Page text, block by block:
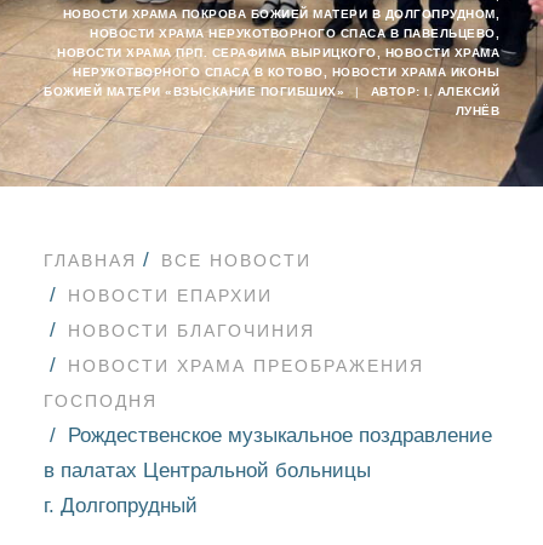
НОВОСТИ ХРАМА ПОКРОВА БОЖИЕЙ МАТЕРИ В ДОЛГОПРУДНОМ
НОВОСТИ ХРАМА НЕРУКОТВОРНОГО СПАСА В ПАВЕЛЬЦЕВО
НОВОСТИ ХРАМА ПРП. СЕРАФИМА ВЫРИЦКОГО
НОВОСТИ ХРАМА
НЕРУКОТВОРНОГО СПАСА В КОТОВО
НОВОСТИ ХРАМА ИКОНЫ
БОЖИЕЙ МАТЕРИ «ВЗЫСКАНИЕ ПОГИБШИХ»
| АВТОР: I. АЛЕКСИЙ
ЛУНЁВ
ГЛАВНАЯ
ВСЕ НОВОСТИ
НОВОСТИ ЕПАРХИИ
НОВОСТИ БЛАГОЧИНИЯ
НОВОСТИ ХРАМА ПРЕОБРАЖЕНИЯ
ГОСПОДНЯ
Рождественское музыкальное поздравление
в палатах Центральной больницы
г. Долгопрудный